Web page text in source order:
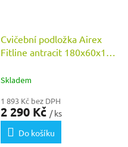
Cvičební podložka Airex
Fitline antracit 180x60x1
Skladem
1 893 Kč bez DPH
2 290 Kč / ks
Do košíku